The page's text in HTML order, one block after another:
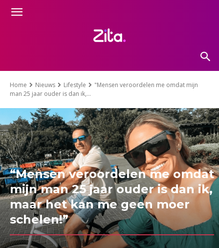
Home Nieuws Lifestyle
"Mensen veroordelen me omdat mijn
man 25 jaar ouder is dan ik,...
“Mensen veroordelen me omdat
mijn man 25 jaar ouder is dan ik,
maar het kan me geen moer
schelen!”